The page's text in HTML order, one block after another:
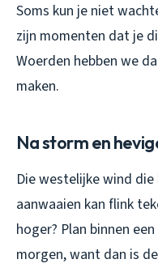
Soms kun je niet
zijn momenten dat je
Woerden hebben we
maken.
Na storm en
Die westelijke wind
aanwaaien kan flink
hoger? Plan binnen
morgen, want dan is